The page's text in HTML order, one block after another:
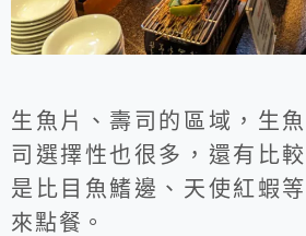
生魚片、壽司的區域，生
司選擇性也很多，還有比
是比目魚鰭邊、天使紅蝦
來點餐。